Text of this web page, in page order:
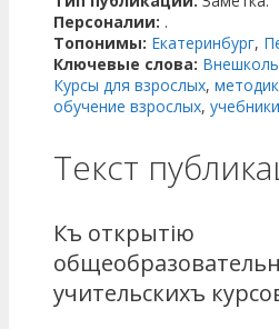
Персоналии: .
Топонимы: Екатеринбург,
Ключевые слова:
Курсы для взрослых,
обучение взрослых, учебники
Текст
Къ открытію
учитель­скихъ